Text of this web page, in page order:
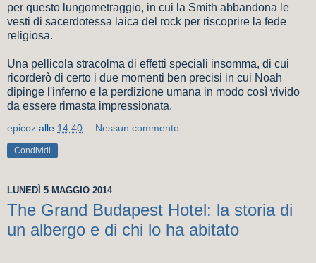
per questo lungometraggio, in cui la Smith abbandona le
vesti di sacerdotessa laica del rock per riscoprire la fede
religiosa.
Una pellicola stracolma di effetti speciali insomma, di cui
ricorderò di certo i due momenti ben precisi in cui Noah
dipinge l'inferno e la perdizione umana in modo così vivido
da essere rimasta impressionata.
epicoz alle 14:40 Nessun commento:
Condividi
LUNEDÌ 5 MAGGIO 2014
The Grand Budapest Hotel: la storia di
un albergo e di chi lo ha abitato